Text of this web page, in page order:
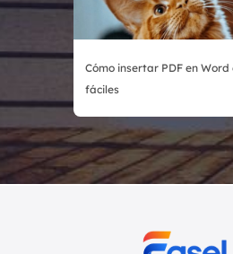
Cómo insertar PDF en Word
fáciles